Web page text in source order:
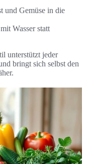
und Gemüse in die
Wasser statt
unterstützt jeder
bringt sich selbst den